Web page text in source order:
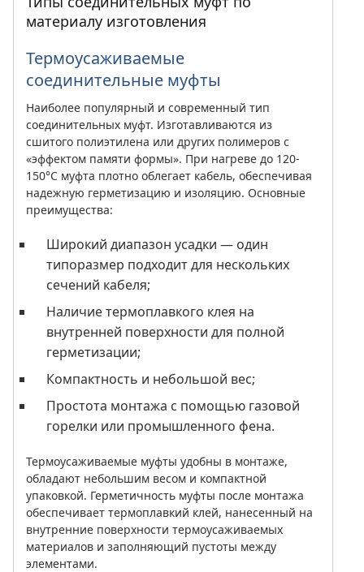
материалу изготовления
Термоусаживаемые
соединительные муфты
Наиболее популярный и современный тип
соединительных муфт. Изготавливаются из
сшитого полиэтилена или других полимеров с
«эффектом памяти формы». При нагреве до 120-
150°C муфта плотно облегает кабель, обеспечивая
надежную герметизацию и изоляцию. Основные
преимущества:
Широкий диапазон усадки — один
типоразмер подходит для нескольких
сечений кабеля;
Наличие термоплавкого клея на
внутренней поверхности для полной
герметизации;
Компактность и небольшой вес;
Простота монтажа с помощью газовой
горелки или промышленного фена.
Термоусаживаемые муфты удобны в монтаже,
обладают небольшим весом и компактной
упаковкой. Герметичность муфты после монтажа
обеспечивает термоплавкий клей, нанесенный на
внутренние поверхности термоусаживаемых
материалов и заполняющий пустоты между
элементами.